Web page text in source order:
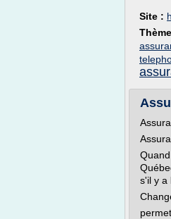
Site :
s'il y a